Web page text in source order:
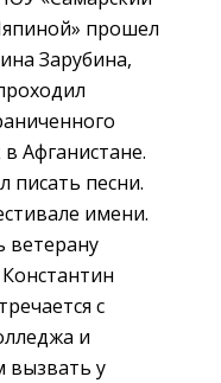
прошел
Зарубина,
Афганистане.
писать песни.
имени.
ветерану
с
и
вызвать у